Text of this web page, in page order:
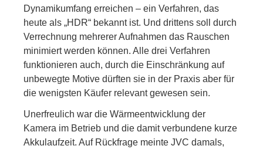
Dynamikumfang erreichen – ein Verfahren, das
heute als „HDR“ bekannt ist. Und drittens soll durch
Verrechnung mehrerer Aufnahmen das Rauschen
minimiert werden können. Alle drei Verfahren
funktionieren auch, durch die Einschränkung auf
unbewegte Motive dürften sie in der Praxis aber für
die wenigsten Käufer relevant gewesen sein.
Unerfreulich war die Wärmeentwicklung der
Kamera im Betrieb und die damit verbundene kurze
Akkulaufzeit. Auf Rückfrage meinte JVC damals,